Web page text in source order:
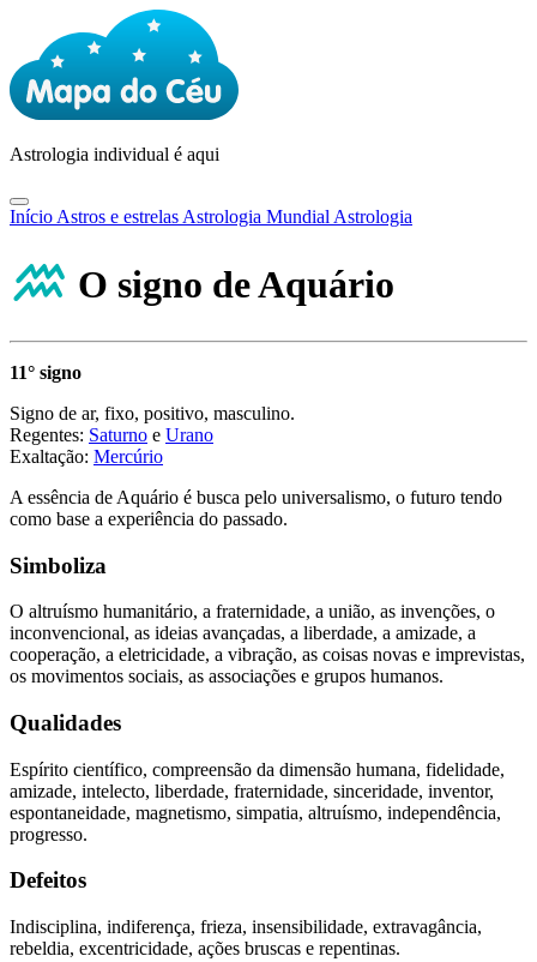
Astrologia individual é aqui
Início Astros e estrelas Astrologia Mundial Astrologia
O signo de Aquário
11° signo
Signo de ar, fixo, positivo, masculino.
Regentes: Saturno e Urano
Exaltação: Mercúrio
A essência de Aquário é busca pelo universalismo, o futuro tendo
como base a experiência do passado.
Simboliza
O altruísmo humanitário, a fraternidade, a união, as invenções, o
inconvencional, as ideias avançadas, a liberdade, a amizade, a
cooperação, a eletricidade, a vibração, as coisas novas e imprevistas,
os movimentos sociais, as associações e grupos humanos.
Qualidades
Espírito científico, compreensão da dimensão humana, fidelidade,
amizade, intelecto, liberdade, fraternidade, sinceridade, inventor,
espontaneidade, magnetismo, simpatia, altruísmo, independência,
progresso.
Defeitos
Indisciplina, indiferença, frieza, insensibilidade, extravagância,
rebeldia, excentricidade, ações bruscas e repentinas.